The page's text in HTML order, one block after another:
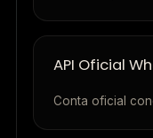
API Oficial
Conta oficial